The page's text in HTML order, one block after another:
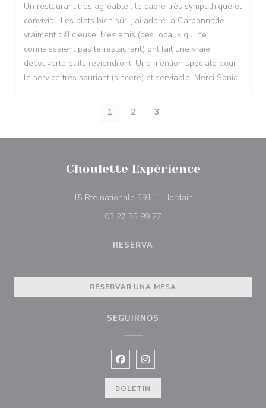
Un restaurant très agréable : le cadre très sympathique et
convivial. Les plats bien sûr, j'ai adoré la Carbonnade
vraiment délicieuse. Mes amis (des locaux qui ne
connaissaient pas le restaurant) ont fait une vraie
decouverte et ils reviendront. Une mention speciale pour
le service tres souriant (sincere) et serviable. Merci Sonia.
1 2 3
Choulette Expérience
15 Rte nationale 59111 Hordain
03 27 35 99 27
RESERVA
RESERVAR UNA MESA
SEGUIRNOS
Facebook ((abre en una nueva
Instagram ((abre en una
BOLETÍN